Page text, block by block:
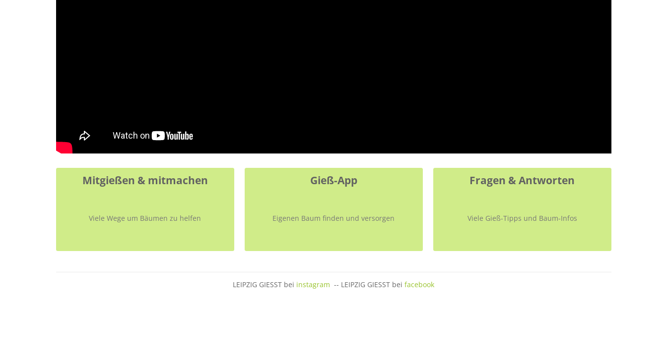
Mitgießen & mitmachen
Viele Wege um Bäumen zu helfen
Gieß-App
Eigenen Baum finden und versorgen
Fragen & Antworten
Viele Gieß-Tipps und Baum-Infos
LEIPZIG GIESST bei instagram -- LEIPZIG GIESST bei facebook